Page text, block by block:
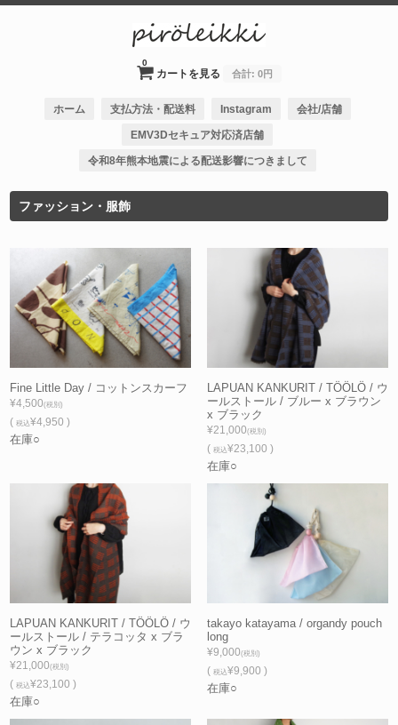
カートを見る
0
合計: 0円
ホーム 支払方法・配送料 Instagram 会社/店舗
EMV3Dセキュア対応済店舗
令和8年熊本地震による配送影響につきまして
ファッション・服飾
Fine Little Day / コットンスカーフ
¥4,500(税別)
(税込¥4,950 )
在庫○
LAPUAN KANKURIT / TÖÖLÖ / ウ
ールストール / ブルー x ブラウン
x ブラック
¥21,000(税別)
( 税込¥23,100 )
在庫○
LAPUAN KANKURIT / TÖÖLÖ / ウ
ールストール / テラコッタ x ブラ
ウン x ブラック
¥21,000(税別)
(税込¥23,100 )
在庫○
takayo katayama / organdy pouch
long
¥9,000(税別)
( 税込¥9,900 )
在庫○